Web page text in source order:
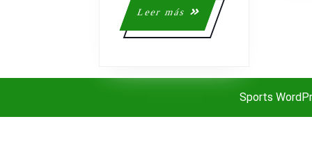
Leer más
Leer
más
Sports